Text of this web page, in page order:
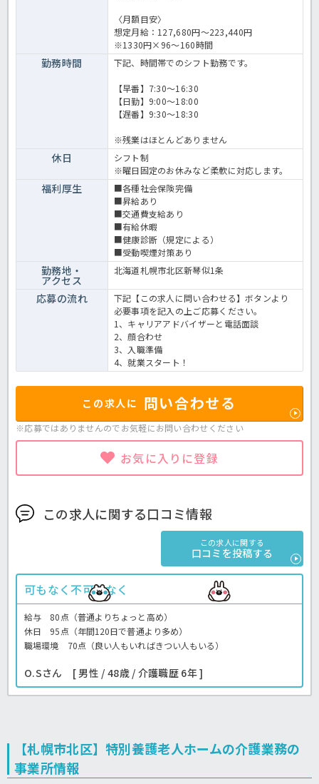
〈月額目安〉
想定月給：127,680円～223,440円
※1330円×96～160時間
勤務時間 下記、時間帯でのシフト勤務です。
【早番】7:30～16:30
【日勤】9:00～18:00
【遅番】9:30～18:30
※残業はほとんどありません
休日
シフト制
※曜日固定のお休みなど柔軟に対応します。
福利厚生
■各種社会保険完備
■昇給あり
■交通費支給あり
■有給休暇
■健康診断（規定による）
■受動喫煙対策あり
勤務地・
アクセス
北海道札幌市北区新琴似1条
応募の流れ
下記【この求人に問い合わせる】ボタンより
必要事項を記入の上ご応募ください。
1、キャリアアドバイザーと電話面談
2、顔合わせ
3、入職準備
4、就業スタート！
この求人に 問い合わせる
※応募ではありませんのでお気軽にお問い合わせください
お気に入りに登録
この求人に関する口コミ情報
この求人に関する
口コミを投稿する
可もなく不可もなく
給与 80点（普通よりちょっと高め）
休日 95点（年間120日で普通より多め）
職場環境 70点（良い人もいればきつい人もいる）
O.Sさん [ 男性 / 48歳 / 介護職歴 6年 ]
【札幌市北区】特別養護老人ホームの介護業務の
事業所情報